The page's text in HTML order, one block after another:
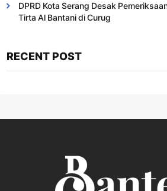
DPRD Kota Serang Desak
Tirta Al Bantani di Curug
RECENT POST